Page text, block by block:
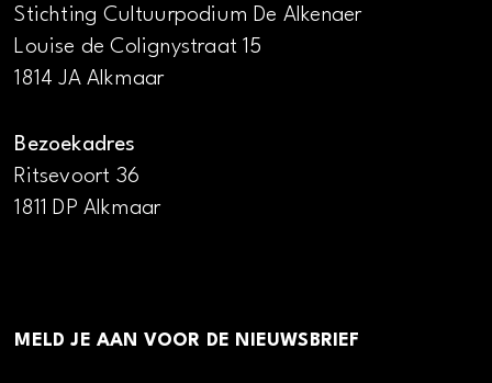
Stichting Cultuurpodium De Alkenaer
Louise de Colignystraat 15
1814 JA Alkmaar
Bezoekadres
Ritsevoort 36
1811 DP Alkmaar
MELD JE AAN VOOR DE NIEUWSBRIEF